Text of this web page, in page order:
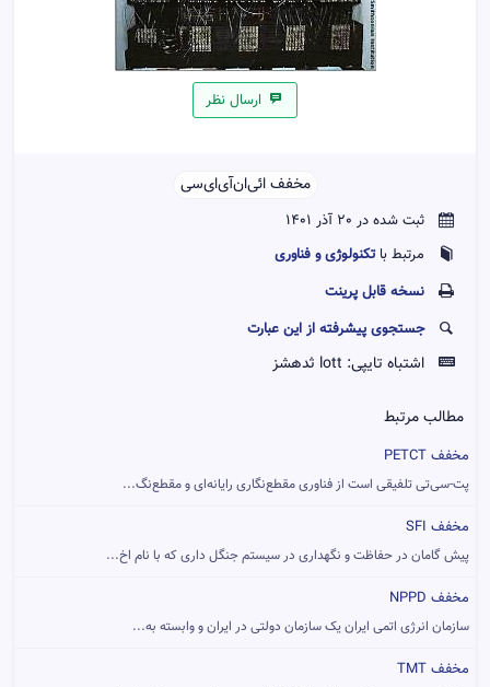
ارسال نظر
مخفف ائی‌ان‌آی‌ای‌سی‌‌
ثبت شده در 20 آذر 1401
مرتبط باتکنولوژی و فناوری
نسخه قابل پرينت
جستجوی پیشرفته از این عبارت
اشتباه تایپی: lott ثدهشز
مطالب مرتبط
مخفف PETCT
پت-سی‌تی تلفیقی است از فناوری مقطع‌نگاری رایانه‌ای و مقطع‌نگ...
مخفف SFI
پیش گامان در حفاظت و نگهداری در سیستم جنگل داری که با نام اخ...
مخفف NPPD
سازمان انرژی اتمی ایران یک سازمان دولتی در ایران و وابسته به...
مخفف TMT